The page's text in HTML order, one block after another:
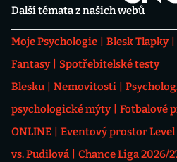
Další témata z našich webů
Moje Psychologie Blesk Tlapky
Fantasy
Spotřebitelské testy
Blesku
Nemovitosti
psychologické mýty
Fotbalové
ONLINE
Eventový prostor Level
vs. Pudilová
Chance Liga 2026/